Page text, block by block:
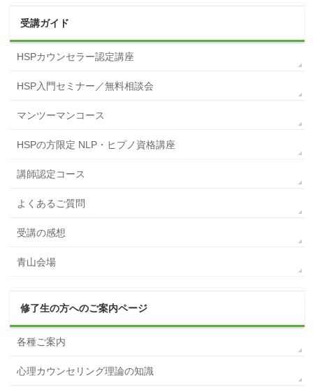
受講ガイド
HSPカウンセラー認定講座
HSP入門セミナー／無料相談会
マンツーマンコース
HSPの方限定 NLP・ヒプノ資格講座
講師認定コース
よくあるご質問
受講の感想
青山会場
修了生の方へのご案内ページ
各種ご案内
心理カウンセリング理論の知識